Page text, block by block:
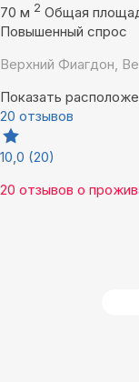
70 м 2 Общая
Повышенный спрос
Верхний Фиагдон,
Показать
20 отзывов
10,0 (20)
20 отзывов о